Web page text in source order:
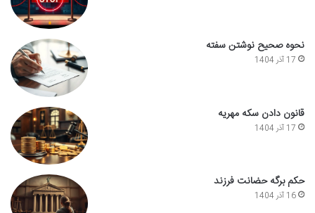
نحوه صحیح نوشتن سفته
17 آذر 1404
قانون دادن سکه مهریه
17 آذر 1404
حکم برگه حضانت فرزند
16 آذر 1404